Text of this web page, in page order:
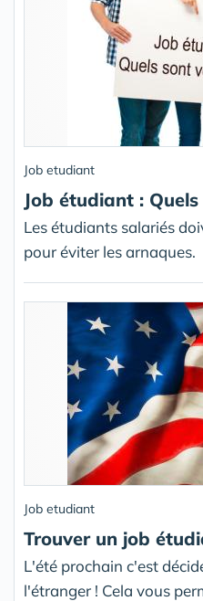
Job etudiant
Job étudiant :
Les étudiants salariés
pour éviter les arnaques.
Job etudiant
Trouver un job
L'été prochain c'est
l'étranger ! Cela vous